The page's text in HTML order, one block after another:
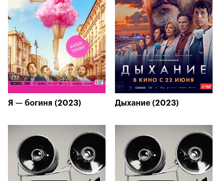
Я — богиня (2023) Дыхание (2023)